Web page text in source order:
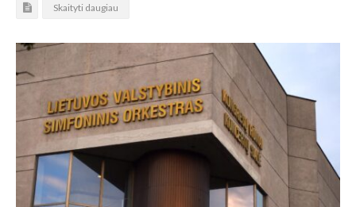
Skaityti daugiau